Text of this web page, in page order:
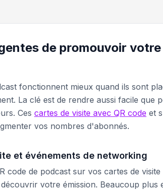
de promouvoir
fonctionnent mieux quand ils sont
La clé est de rendre aussi facile que
Ces cartes de visite avec QR code et
vos nombres d'abonnés.
et événements de networking
code de podcast sur vos cartes de
votre émission. Beaucoup plus